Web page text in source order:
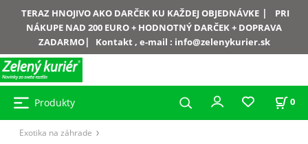
TERAZ HNOJIVO AKO DARČEK KU KAŽDEJ OBJEDNÁVKE|
PRI
NÁKUPE NAD 200 EURO + HODNOTNÝ DARČEK + DOPRAVA
ZADARMO| Kontakt , e-mail : info@zelenykurier.sk
Produkty 0
Exotika na záhrade